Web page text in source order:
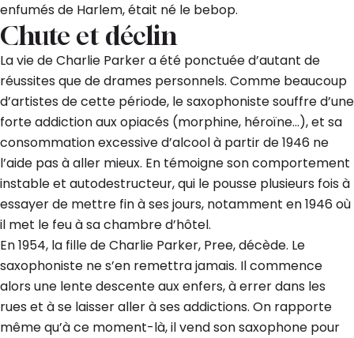
enfumés de Harlem, était né le bebop.
Chute et déclin
La vie de Charlie Parker a été ponctuée d’autant de
réussites que de drames personnels. Comme beaucoup
d’artistes de cette période, le saxophoniste souffre d’une
forte addiction aux opiacés (morphine, héroïne…), et sa
consommation excessive d’alcool à partir de 1946 ne
l’aide pas à aller mieux. En témoigne son comportement
instable et autodestructeur, qui le pousse plusieurs fois à
essayer de mettre fin à ses jours, notamment en 1946 où
il met le feu à sa chambre d’hôtel.
En 1954, la fille de Charlie Parker, Pree, décède. Le
saxophoniste ne s’en remettra jamais. Il commence
alors une lente descente aux enfers, à errer dans les
rues et à se laisser aller à ses addictions. On rapporte
même qu’à ce moment-là, il vend son saxophone pour